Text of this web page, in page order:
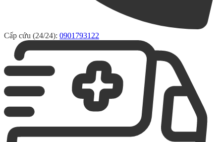
Cấp cứu (24/24): 0901793122